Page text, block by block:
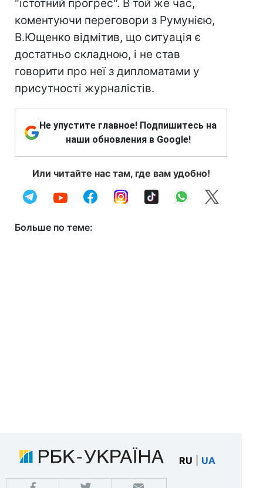
"істотний прогрес". В той же час,
коментуючи переговори з Румунією,
В.Ющенко відмітив, що ситуація є
достатньо складною, і не став
говорити про неї з дипломатами у
присутності журналістів.
Не упустите главное! Подпишитесь на
наши обновления в Google!
Или читайте нас там, где вам удобно!
Больше по теме:
RU UA